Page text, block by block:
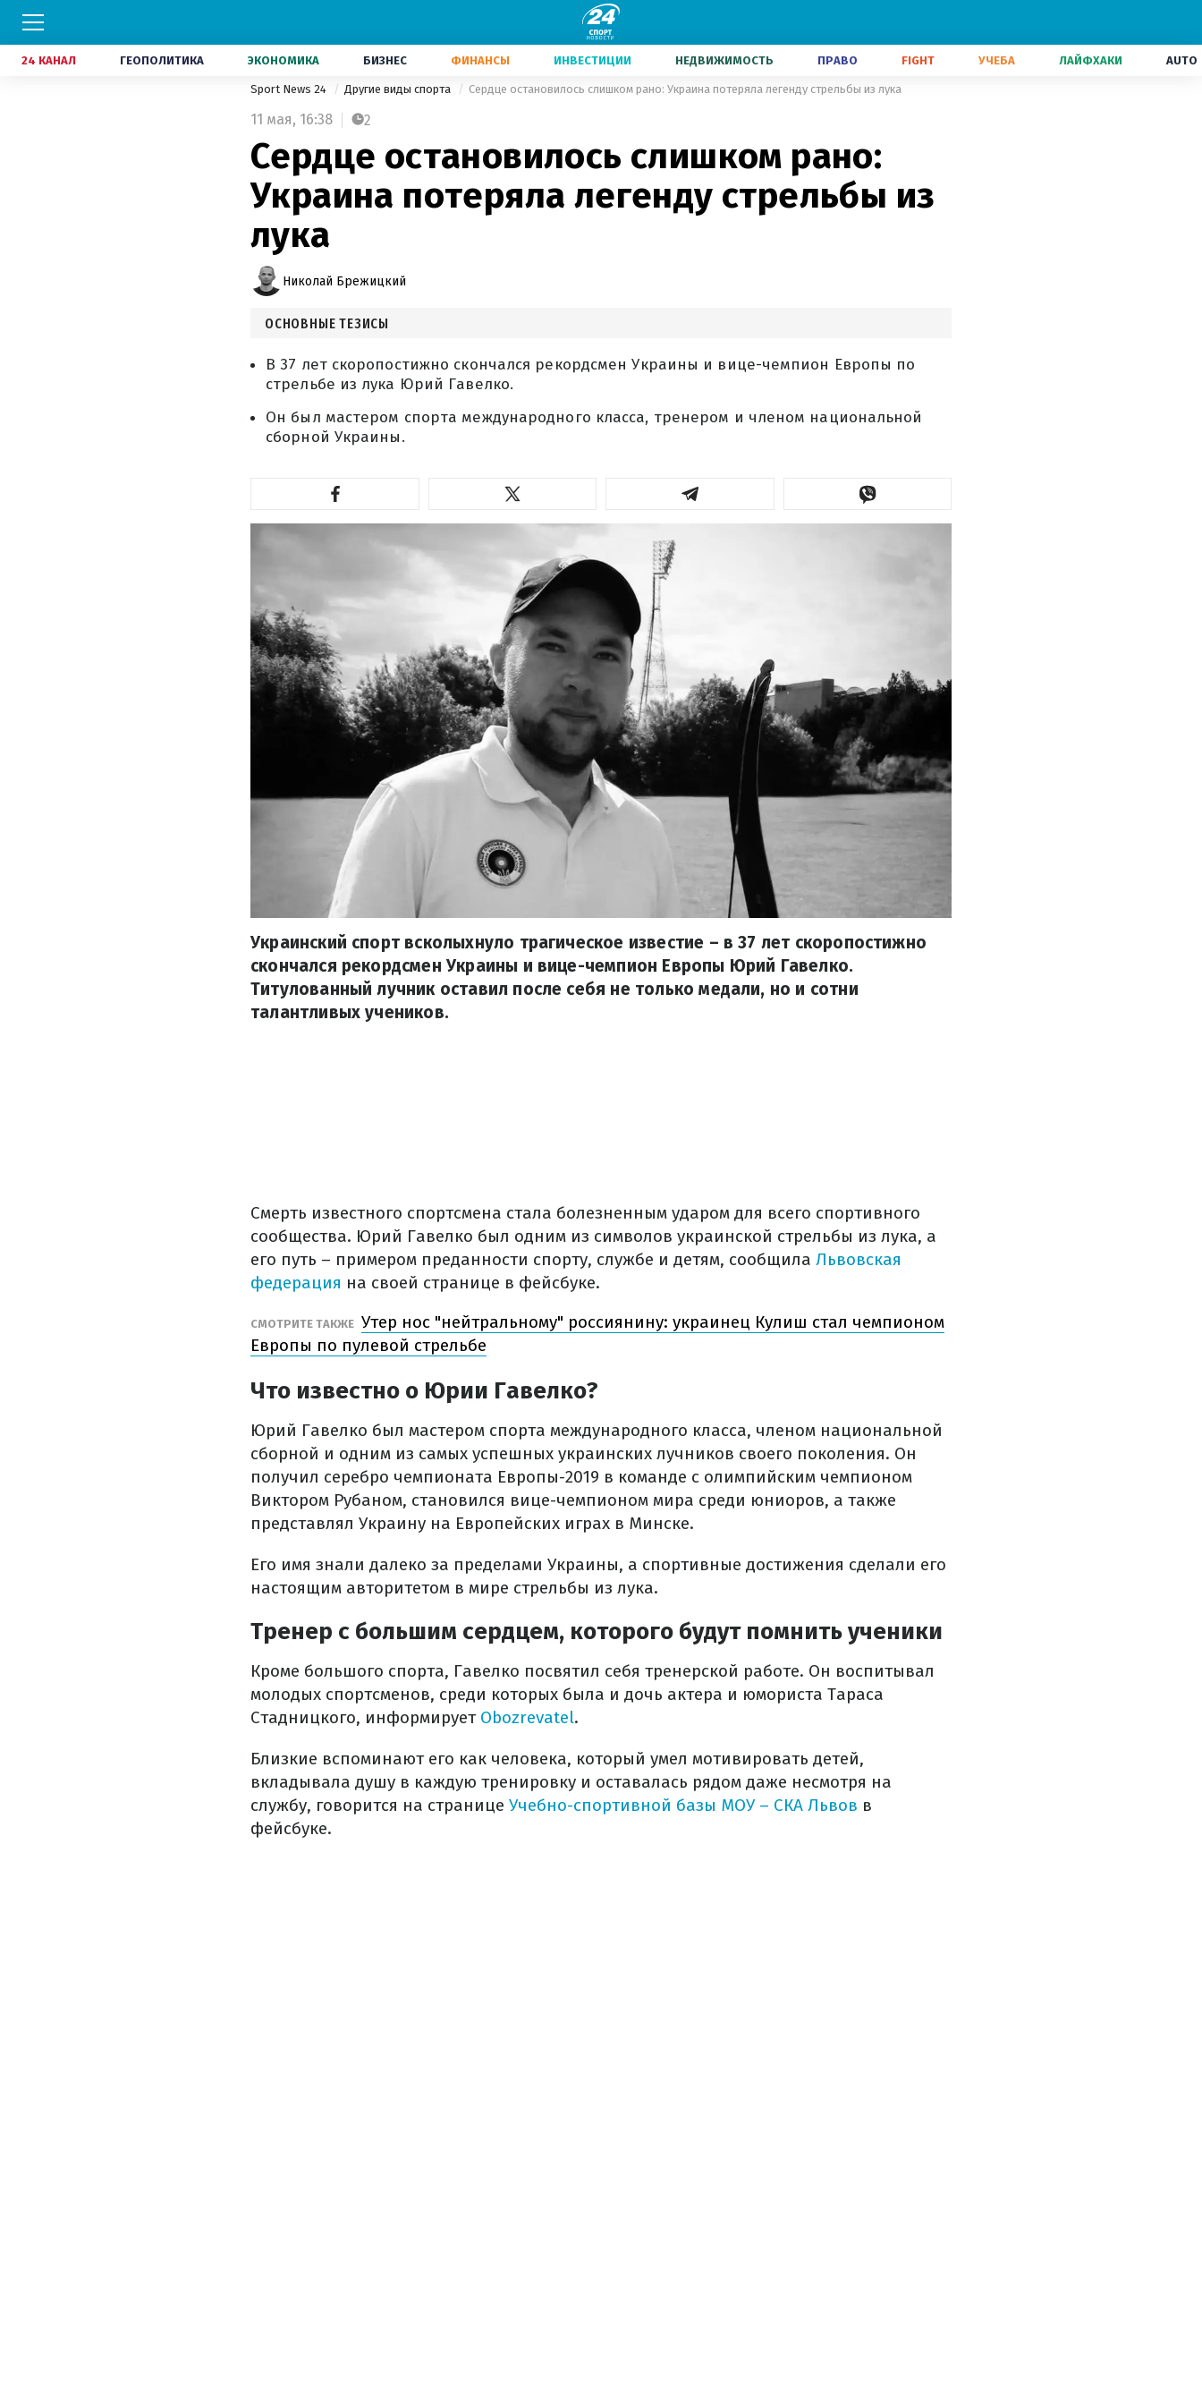
24 КАНАЛ ГЕОПОЛИТИКА ЭКОНОМИКА БИЗНЕС ФИНАНСЫ ИНВЕСТИЦИИ НЕДВИЖИМОСТЬ ПРАВО FIGHT УЧЕБА ЛАЙФХАКИ AUTO
Sport News 24 Другие виды спорта Сердце остановилось слишком рано: Украина потеряла легенду стрельбы из лука
11 мая, 16:38 2
Сердце остановилось слишком рано:
Украина потеряла легенду стрельбы из
лука
Николай Брежицкий
ОСНОВНЫЕ ТЕЗИСЫ
В 37 лет скоропостижно скончался рекордсмен Украины и вице-чемпион Европы по
стрельбе из лука Юрий Гавелко.
Он был мастером спорта международного класса, тренером и членом национальной
сборной Украины.
Украинский спорт всколыхнуло трагическое известие – в 37 лет скоропостижно
скончался рекордсмен Украины и вице-чемпион Европы Юрий Гавелко.
Титулованный лучник оставил после себя не только медали, но и сотни
талантливых учеников.
Смерть известного спортсмена стала болезненным ударом для всего спортивного
сообщества. Юрий Гавелко был одним из символов украинской стрельбы из лука, а
его путь – примером преданности спорту, службе и детям, сообщила Львовская
федерация на своей странице в фейсбуке.
СМОТРИТЕ ТАКЖЕ Утер нос "нейтральному" россиянину: украинец Кулиш стал чемпионом
Европы по пулевой стрельбе
Что известно о Юрии Гавелко?
Юрий Гавелко был мастером спорта международного класса, членом национальной
сборной и одним из самых успешных украинских лучников своего поколения. Он
получил серебро чемпионата Европы-2019 в команде с олимпийским чемпионом
Виктором Рубаном, становился вице-чемпионом мира среди юниоров, а также
представлял Украину на Европейских играх в Минске.
Его имя знали далеко за пределами Украины, а спортивные достижения сделали его
настоящим авторитетом в мире стрельбы из лука.
Тренер с большим сердцем, которого будут помнить ученики
Кроме большого спорта, Гавелко посвятил себя тренерской работе. Он воспитывал
молодых спортсменов, среди которых была и дочь актера и юмориста Тараса
Стадницкого, информирует Obozrevatel.
Близкие вспоминают его как человека, который умел мотивировать детей,
вкладывала душу в каждую тренировку и оставалась рядом даже несмотря на
службу, говорится на странице Учебно-спортивной базы МОУ – СКА Львов в
фейсбуке.